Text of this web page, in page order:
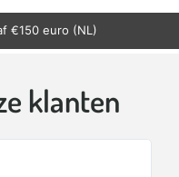
€150 euro (NL)
klanten